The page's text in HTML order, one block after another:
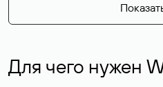
Для чего нужен